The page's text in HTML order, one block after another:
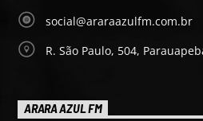
social@araraazulfm.com.br
R. São Paulo, 504,
ARARA AZUL FM